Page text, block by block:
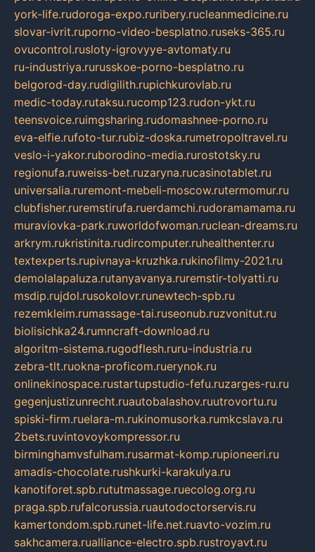
york-life.rudoroga-expo.ruribery.rucleanmedicine.ru
slovar-ivrit.ruporno-video-besplatno.ruseks-365.ru
ovucontrol.rusloty-igrovyye-avtomaty.ru
ru-industriya.rurusskoe-porno-besplatno.ru
belgorod-day.rudigilith.rupichkurovlab.ru
medic-today.rutaksu.rucomp123.rudon-ykt.ru
teensvoice.ruimgsharing.rudomashnee-porno.ru
eva-elfie.rufoto-tur.rubiz-doska.rumetropoltravel.ru
veslo-i-yakor.ruborodino-media.rurostotsky.ru
regionufa.ruweiss-bet.ruzaryna.rucasinotablet.ru
universalia.ruremont-mebeli-moscow.rutermomur.ru
clubfisher.ruremstirufa.ruerdamchi.rudoramamama.ru
muraviovka-park.ruworldofwoman.ruclean-dreams.ru
arkrym.rukristinita.rudircomputer.ruhealthenter.ru
textexperts.rupivnaya-kruzhka.rukinofilmy-2021.ru
demolalapaluza.rutanyavanya.ruremstir-tolyatti.ru
msdip.rujdol.rusokolovr.runewtech-spb.ru
rezemkleim.rumassage-tai.ruseonub.ruzvonitut.ru
biolisichka24.rumncraft-download.ru
algoritm-sistema.rugodflesh.ruru-industria.ru
zebra-tlt.ruokna-proficom.ruerynok.ru
onlinekinospace.rustartupstudio-fefu.ruzarges-ru.ru
gegenjustizunrecht.ruautobalashov.ruutrovortu.ru
spiski-firm.ruelara-m.rukinomusorka.rumkcslava.ru
2bets.ruvintovoykompressor.ru
birminghamvsfulham.rusarmat-komp.rupioneeri.ru
amadis-chocolate.rushkurki-karakulya.ru
kanotiforet.spb.rututmassage.ruecolog.org.ru
praga.spb.rufalcorussia.ruautodoctorservis.ru
kamertondom.spb.runet-life.net.ruavto-vozim.ru
sakhcamera.rualliance-electro.spb.rustroyavt.ru